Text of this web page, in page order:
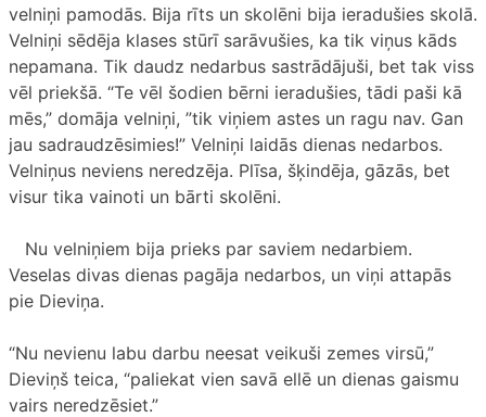
velniņi pamodās. Bija rīts un skolēni bija ieradušies skolā.
Velniņi sēdēja klases stūrī sarāvušies, ka tik viņus kāds
nepamana. Tik daudz nedarbus sastrādājuši, bet tak viss
vēl priekšā. “Te vēl šodien bērni ieradušies, tādi paši kā
mēs,” domāja velniņi, ”tik viņiem astes un ragu nav. Gan
jau sadraudzēsimies!” Velniņi laidās dienas nedarbos.
Velniņus neviens neredzēja. Plīsa, šķindēja, gāzās, bet
visur tika vainoti un bārti skolēni.
Nu velniņiem bija prieks par saviem nedarbiem.
Veselas divas dienas pagāja nedarbos, un viņi attapās
pie Dieviņa.
“Nu nevienu labu darbu neesat veikuši zemes virsū,”
Dieviņš teica, “paliekat vien savā ellē un dienas gaismu
vairs neredzēsiet.”